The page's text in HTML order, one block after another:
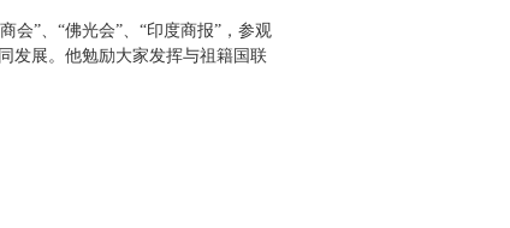
”、“佛光会”、“印度商报”，参观
发展。他勉励大家发挥与祖籍国联